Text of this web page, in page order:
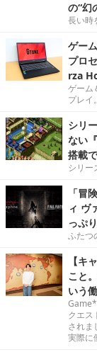
の“幻
長い時
ゲー
プロ
rza
ゲーム
プレイ
シリ
ない
搭載
シリー
「冒
ィ ヴ
っぷ
ふたつ
【キ
こと
いう
クエス
されま
実際に